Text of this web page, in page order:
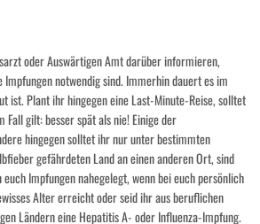
oder Auswärtigen Amt darüber informieren,
notwendig sind. Immerhin dauert es im
ist. Plant ihr hingegen eine Last-Minute-Reise, solltet
gilt: besser spät als nie! Einige der
hingegen solltet ihr nur unter bestimmten
gefährdeten Land an einen anderen Ort, sind
Impfungen nahegelegt, wenn bei euch persönlich
Alter erreicht oder seid ihr aus beruflichen
Ländern eine Hepatitis A- oder Influenza-Impfung.